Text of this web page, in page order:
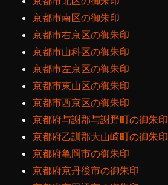
京都市南区の御朱印
京都市右京区の御朱印
京都市山科区の御朱印
京都市左京区の御朱印
京都市東山区の御朱印
京都市西京区の御朱印
京都府与謝郡与謝野町の御朱印
京都府乙訓郡大山崎町の御朱印
京都府亀岡市の御朱印
京都府京丹後市の御朱印